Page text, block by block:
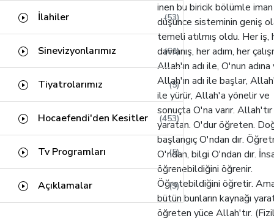
Abese Suresi (1)
(24)
Nuh Suresi (3)
Nahl Suresi (42)
İbrahim Suresi (17)
Enbiya Suresi (34)
Felak Suresi (1)
Mü'minun Suresi (18)
İlahiler (53)
Sinevizyonlarımız (61)
Tiyatrolarımız (5)
Hocaefendi'den Kesitler (453)
Tv Programları (5)
Açıklamalar (9)
inen bu biricik bölümle iman
düşünce sisteminin geniş
temeli atılmış oldu. Her iş,
davranış, her adım, her
Allah'ın adı ile, O'nun adına
Allah'ın adı ile başlar,
ile yürür, Allah'a yönelir ve
sonuçta O'na varır. Allah'tır
yaratan. O'dur öğreten.
başlangıç O'ndan dır.
O'ndan, bilgi O'ndan dır.
öğrenebildiğini öğrenir.
Öğretebildiğini öğretir.
bütün bunların kaynağı
öğreten yüce Allah'tır.